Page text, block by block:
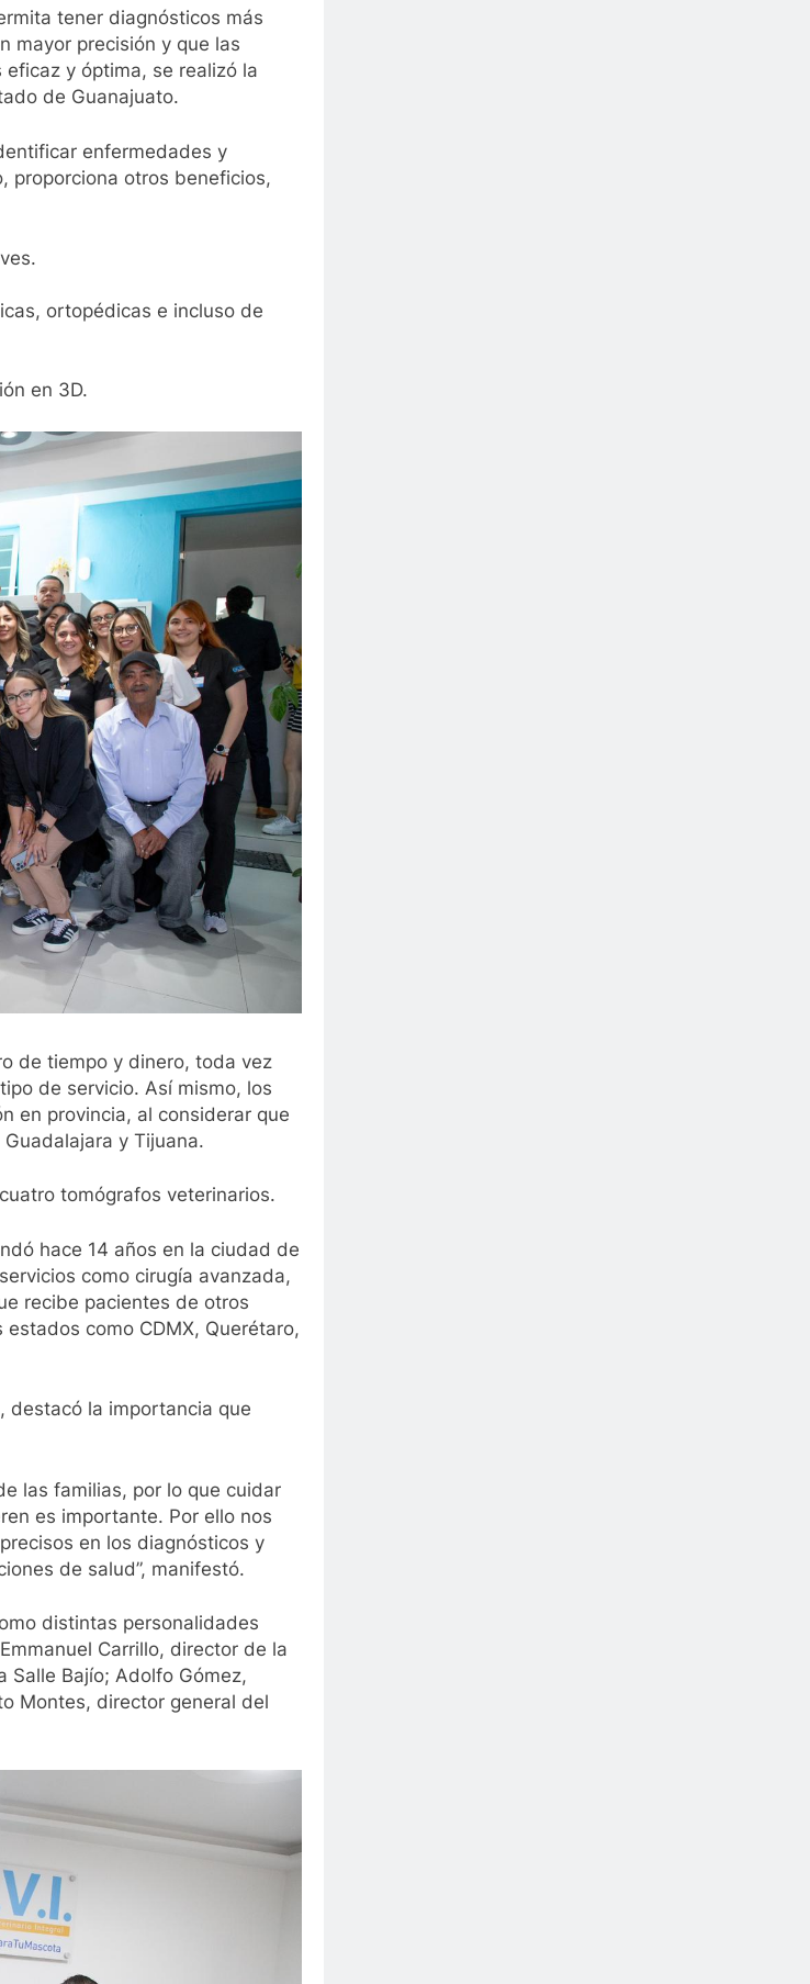
tener diagnósticos más
mayor precisión y que las
y óptima, se realizó la
de Guanajuato.
enfermedades y
proporciona otros beneficios,
ortopédicas e incluso de
en 3D.
de tiempo y dinero, toda vez
de servicio. Así mismo, los
en provincia, al considerar que
y Tijuana.
tomógrafos veterinarios.
hace 14 años en la ciudad de
como cirugía avanzada,
recibe pacientes de otros
como CDMX, Querétaro,
destacó la importancia que
las familias, por lo que cuidar
es importante. Por ello nos
en los diagnósticos y
de salud”, manifestó.
distintas personalidades
Carrillo, director de la
Salle Bajío; Adolfo Gómez,
Montes, director general del